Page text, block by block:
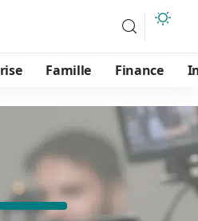
Famille Finance